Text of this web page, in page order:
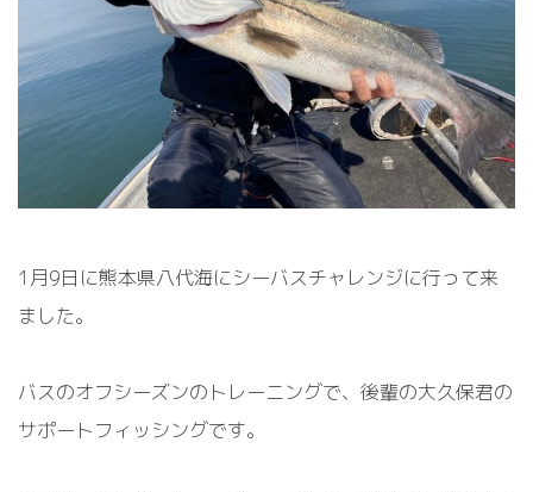
1月9日に熊本県八代海にシーバスチャレンジに行って来
ました。
バスのオフシーズンのトレーニングで、後輩の大久保君の
サポートフィッシングです。